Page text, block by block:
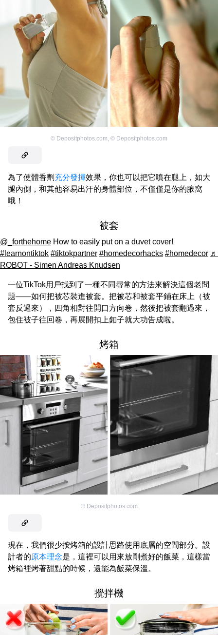
© Depositphotos.com © Depositphotos.com
為了使體香劑 充分發揮效果，你也可以把它噴在腿上，如大
腿內側，和其他容易出汗的身體部位，不僅僅是你的腋窩
哦！
被套
@_forthehome How to easily put on a duvet cover!
#learnontiktok #tiktokpartner #homedecorhacks #homedecor ♬
ROBOT - Simen Andreas Knudsen
一位TikTok用戶找到了一種不同尋常的方法來解決這個老問
題——如何把被芯裝進被套。把被芯和被套平鋪在床上（被
套反過來），四角相對往開口方向卷，然後把被套翻過來，
包住被子往回卷，再展開扣上釦子就大功告成啦。
烤箱
© Depositphotos.com
現在，我們很少按烤箱的設計思路使用底層的空間部分。設
計者的原本理念是，這裡可以用來放剛煮好的飯菜，這樣當
烤箱裡烤著甜點的時候，還能為飯菜保溫。
攪拌機